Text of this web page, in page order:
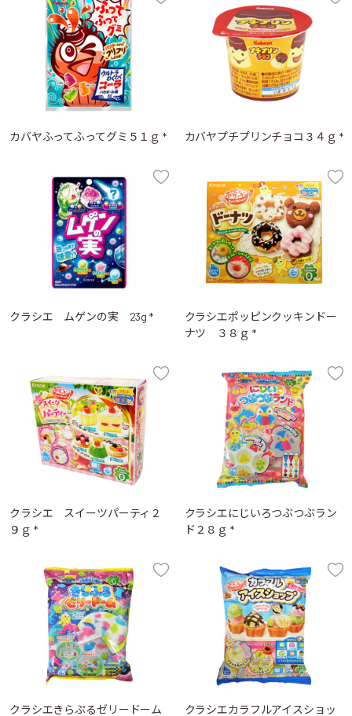
カバヤふってふってグミ５１ｇ * カバヤプチプリンチョコ３４ｇ *
クラシエ ムゲンの実 23g *
クラシエポッピンクッキンドー
ナツ ３８ｇ *
クラシエ スイーツパーティ２
９ｇ *
クラシエにじいろつぶつぶラン
ド２８ｇ *
クラシエきらぷるゼリードーム クラシエカラフルアイスショッ